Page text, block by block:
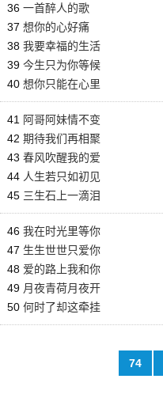
36 一首醉人的歌
37 想你的心好痛
38 我要幸福的生活
39 今生只为你等候
40 想你只能在心里
41 阿哥阿妹情不变
42 期待我们再相聚
43 春风吹醒我的爱
44 人生若只如初见
45 三生石上一滴泪
46 我在时光里等你
47 生生世世只爱你
48 爱的路上我和你
49 月夜青荷月夜开
50 何时了却这牵挂
74